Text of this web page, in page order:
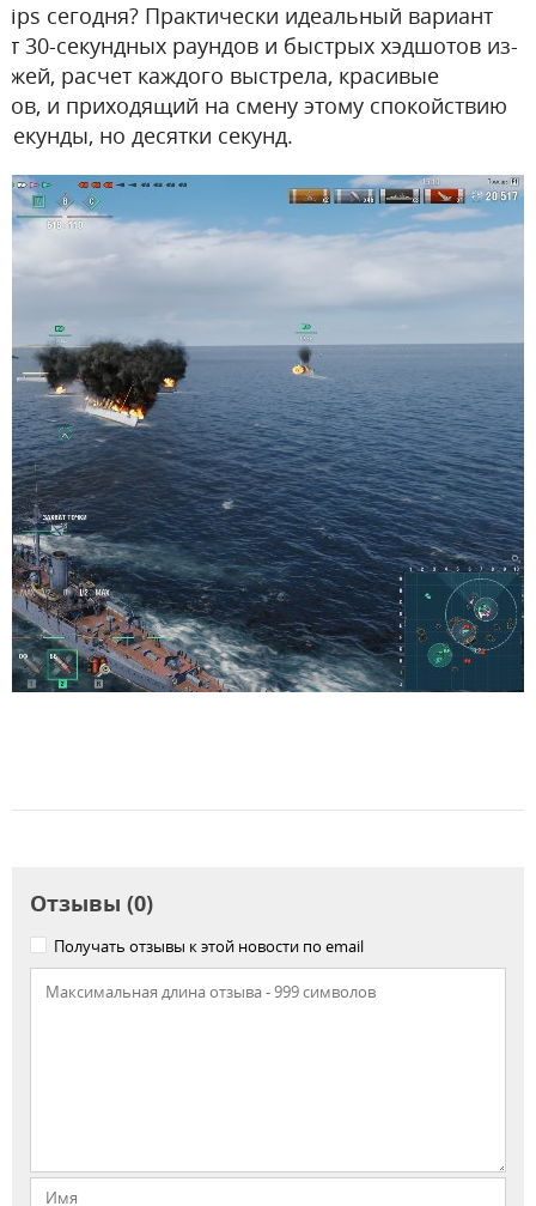
сегодня? Практически идеальный вариант
30-секундных раундов и быстрых хэдшотов из-
расчет каждого выстрела, красивые
и приходящий на смену этому спокойствию
но десятки секунд.
Отзывы (0)
Получать отзывы к этой новости по email